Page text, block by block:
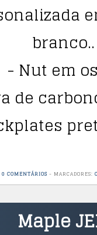
branco..
- Nut em
de
0 COMENTÁRIOS - MARCADORES:
Maple